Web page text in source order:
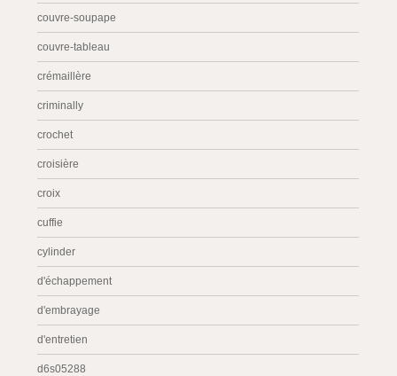
couvre-soupape
couvre-tableau
crémaillère
criminally
crochet
croisière
croix
cuffie
cylinder
d'échappement
d'embrayage
d'entretien
d6s05288